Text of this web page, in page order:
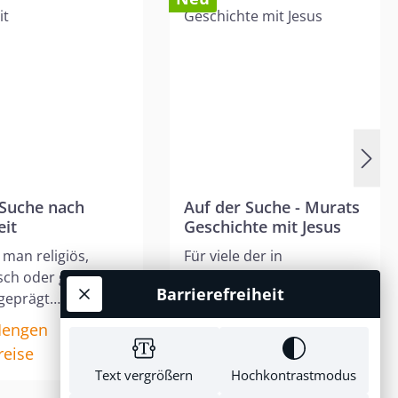
nach
man religiös,
oder ganz
ist, man
klären,
man im
Auf der Suche - Murats
Geschichte mit Jesus
Für viele der in
jungen Muslime ist das
Christentum eine fremde
Religion, über die sie kaum
etwas wissen und über die
sie niemand informiert.
Text vergrößern Hochkontrastmodus
Barrierefreiheit